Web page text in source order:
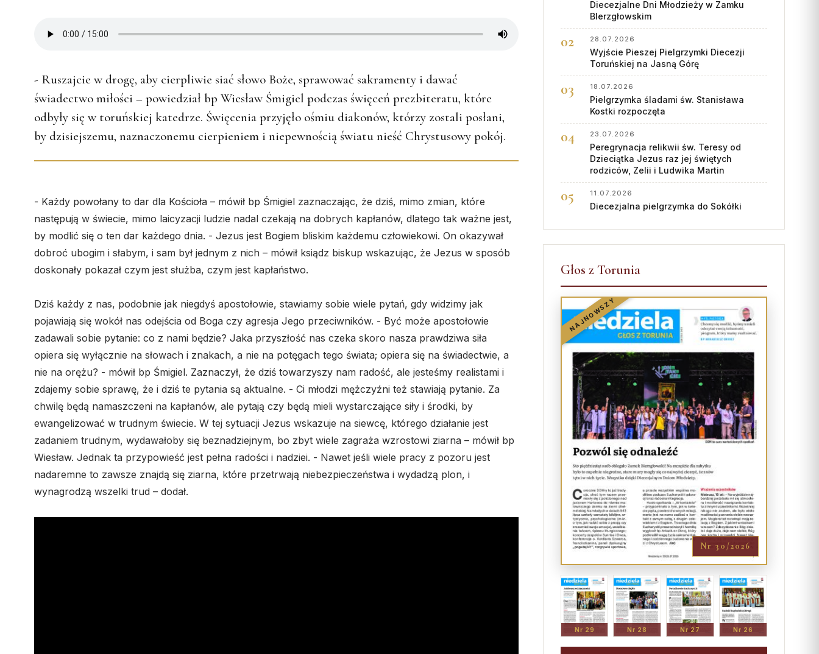
- Ruszajcie w drogę, aby cierpliwie siać słowo Boże, sprawować sakramenty i dawać
świadectwo miłości – powiedział bp Wiesław Śmigiel podczas święceń prezbiteratu, które
odbyły się w toruńskiej katedrze. Święcenia przyjęło ośmiu diakonów, którzy zostali posłani,
by dzisiejszemu, naznaczonemu cierpieniem i niepewnością światu nieść Chrystusowy pokój.
- Każdy powołany to dar dla Kościoła – mówił bp Śmigiel zaznaczając, że dziś, mimo zmian, które
następują w świecie, mimo laicyzacji ludzie nadal czekają na dobrych kapłanów, dlatego tak ważne jest,
by modlić się o ten dar każdego dnia. - Jezus jest Bogiem bliskim każdemu człowiekowi. On okazywał
dobroć ubogim i słabym, i sam był jednym z nich – mówił ksiądz biskup wskazując, że Jezus w sposób
doskonały pokazał czym jest służba, czym jest kapłaństwo.
Dziś każdy z nas, podobnie jak niegdyś apostołowie, stawiamy sobie wiele pytań, gdy widzimy jak
pojawiają się wokół nas odejścia od Boga czy agresja Jego przeciwników. - Być może apostołowie
zadawali sobie pytanie: co z nami będzie? Jaka przyszłość nas czeka skoro nasza prawdziwa siła
opiera się wyłącznie na słowach i znakach, a nie na potęgach tego świata; opiera się na świadectwie, a
nie na orężu? - mówił bp Śmigiel. Zaznaczył, że dziś towarzyszy nam radość, ale jesteśmy realistami i
zdajemy sobie sprawę, że i dziś te pytania są aktualne. - Ci młodzi mężczyźni też stawiają pytanie. Za
chwilę będą namaszczeni na kapłanów, ale pytają czy będą mieli wystarczające siły i środki, by
ewangelizować w trudnym świecie. W tej sytuacji Jezus wskazuje na siewcę, którego działanie jest
zadaniem trudnym, wydawałoby się beznadziejnym, bo zbyt wiele zagraża wzrostowi ziarna – mówił bp
Wiesław. Jednak ta przypowieść jest pełna radości i nadziei. - Nawet jeśli wiele pracy z pozoru jest
nadaremne to zawsze znajdą się ziarna, które przetrwają niebezpieczeństwa i wydadzą plon, i
wynagrodzą wszelki trud – dodał.
Diecezjalne Dni Młodzieży w Zamku
BIerzgłowskim
28.07.2026
Wyjście Pieszej Pielgrzymki Diecezji
Toruńskiej na Jasną Górę
18.07.2026
Pielgrzymka śladami św. Stanisława
Kostki rozpoczęta
23.07.2026
Peregrynacja relikwii św. Teresy od
Dzieciątka Jezus raz jej świętych
rodziców, Zelii i Ludwika Martin
11.07.2026
Diecezjalna pielgrzymka do Sokółki
Głos z Torunia
NAJNOWSZY
Nr 30/2026
Nr 29 Nr 28 Nr 27 Nr 26